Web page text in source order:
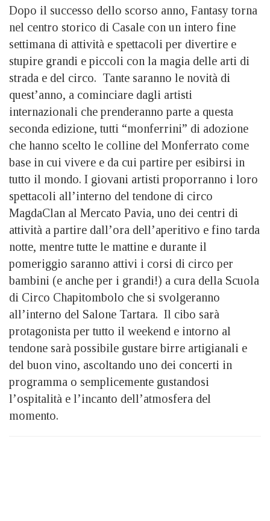
Dopo il successo dello scorso anno, Fantasy torna
nel centro storico di Casale con un intero fine
settimana di attività e spettacoli per divertire e
stupire grandi e piccoli con la magia delle arti di
strada e del circo. Tante saranno le novità di
quest’anno, a cominciare dagli artisti
internazionali che prenderanno parte a questa
seconda edizione, tutti “monferrini” di adozione
che hanno scelto le colline del Monferrato come
base in cui vivere e da cui partire per esibirsi in
tutto il mondo. I giovani artisti proporranno i loro
spettacoli all’interno del tendone di circo
MagdaClan al Mercato Pavia, uno dei centri di
attività a partire dall’ora dell’aperitivo e fino tarda
notte, mentre tutte le mattine e durante il
pomeriggio saranno attivi i corsi di circo per
bambini (e anche per i grandi!) a cura della Scuola
di Circo Chapitombolo che si svolgeranno
all’interno del Salone Tartara. Il cibo sarà
protagonista per tutto il weekend e intorno al
tendone sarà possibile gustare birre artigianali e
del buon vino, ascoltando uno dei concerti in
programma o semplicemente gustandosi
l’ospitalità e l’incanto dell’atmosfera del
momento.